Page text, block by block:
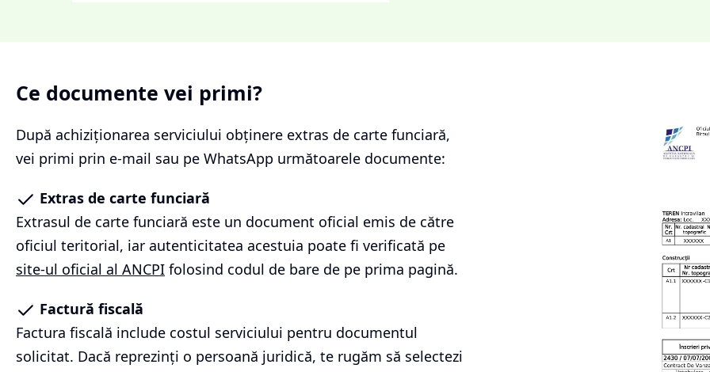
Ce documente vei primi?
După achiziționarea serviciului obținere extras de carte funciară,
vei primi prin e-mail sau pe WhatsApp următoarele documente:
Extras de carte funciară
Extrasul de carte funciară este un document oficial emis de către
oficiul teritorial, iar autenticitatea acestuia poate fi verificată pe
site-ul oficial al ANCPI folosind codul de bare de pe prima pagină.
Factură fiscală
Factura fiscală include costul serviciului pentru documentul
solicitat. Dacă reprezinți o persoană juridică, te rugăm să selectezi